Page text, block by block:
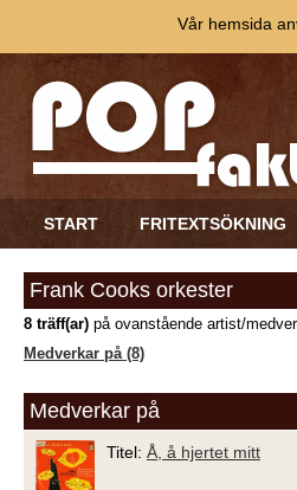
START FRITEXTSÖKNING
Frank Cooks orkester
8 träff(ar) på ovanstående artist/
Medverkar på (8)
Medverkar på
Titel: Å, å hjertet mitt
Vår hemsida